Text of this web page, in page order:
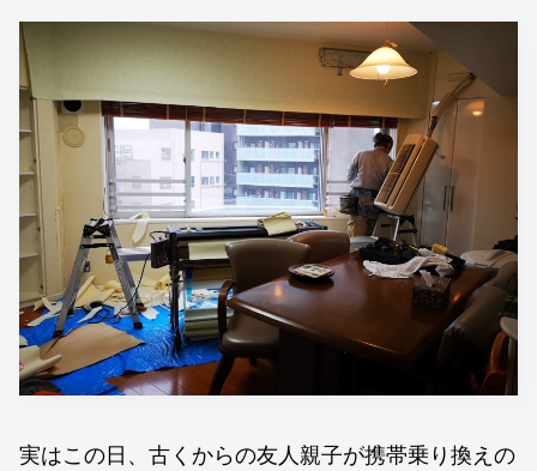
実はこの日、古くからの友人親子が携帯乗り換えの